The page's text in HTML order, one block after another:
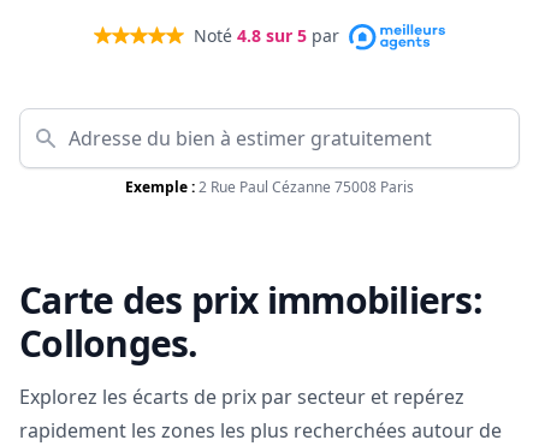
Noté 4.8 sur 5 par
Exemple :2 Rue Paul Cézanne 75008 Paris
Carte des prix immobiliers:
Collonges.
Explorez les écarts de prix par secteur et repérez
rapidement les zones les plus recherchées autour de